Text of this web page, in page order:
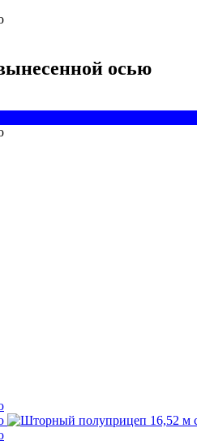
осью